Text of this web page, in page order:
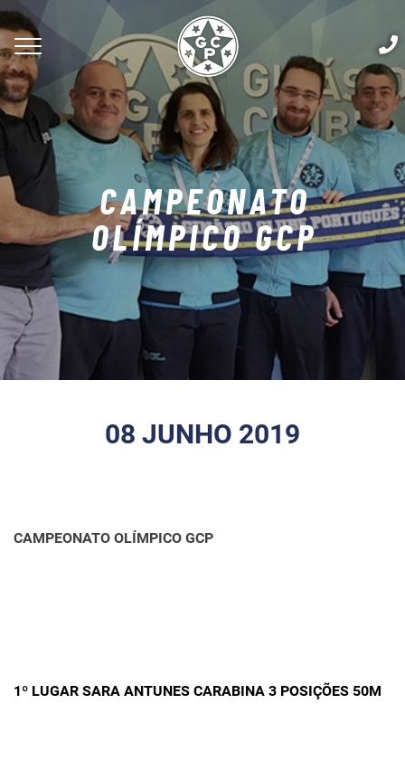
CAMPEONATO
OLÍMPICO GCP
08 JUNHO 2019
CAMPEONATO OLÍMPICO GCP
1º LUGAR SARA ANTUNES CARABINA 3 POSIÇÕES 50M